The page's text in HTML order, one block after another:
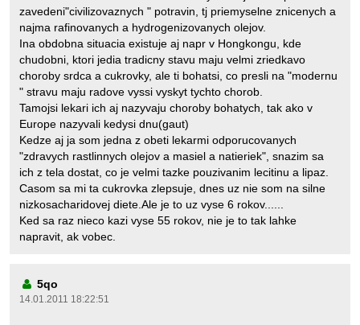
zavedeni"civilizovaznych " potravin, tj priemyselne znicenych a
najma rafinovanych a hydrogenizovanych olejov.
Ina obdobna situacia existuje aj napr v Hongkongu, kde
chudobni, ktori jedia tradicny stavu maju velmi zriedkavo
choroby srdca a cukrovky, ale ti bohatsi, co presli na "modernu
" stravu maju radove vyssi vyskyt tychto chorob.
Tamojsi lekari ich aj nazyvaju choroby bohatych, tak ako v
Europe nazyvali kedysi dnu(gaut)
Kedze aj ja som jedna z obeti lekarmi odporucovanych
"zdravych rastlinnych olejov a masiel a natieriek", snazim sa
ich z tela dostat, co je velmi tazke pouzivanim lecitinu a lipaz.
Casom sa mi ta cukrovka zlepsuje, dnes uz nie som na silne
nizkosacharidovej diete.Ale je to uz vyse 6 rokov......
Ked sa raz nieco kazi vyse 55 rokov, nie je to tak lahke
napravit, ak vobec.
5qo
14.01.2011 18:22:51